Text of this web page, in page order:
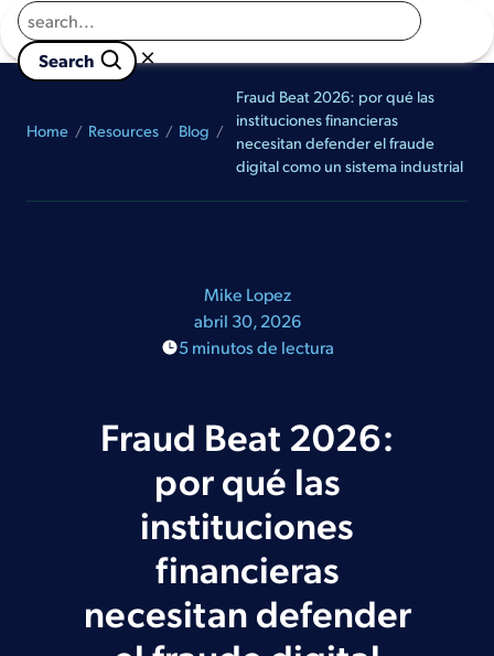
Returns to homepage
×
Home Resources Blog
Fraud Beat 2026: por qué las
instituciones financieras
necesitan defender el fraude
digital como un sistema industrial
Mike Lopez
abril 30, 2026
5 minutos de lectura
Fraud Beat 2026:
por qué las
instituciones
financieras
necesitan defender